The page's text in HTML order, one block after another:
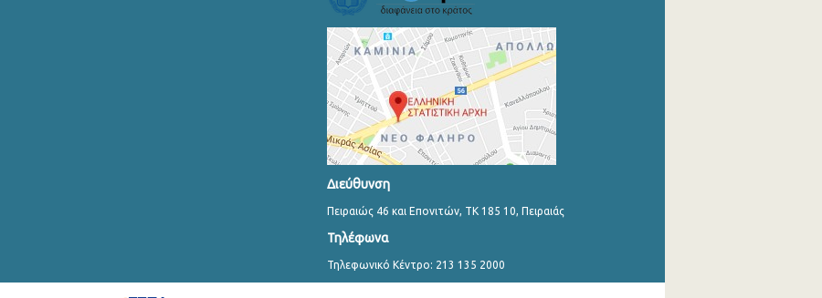
Διεύθυνση
Πειραιώς 46 και Επονιτών, ΤΚ 185 10, Πειραιάς
Τηλέφωνα
Τηλεφωνικό Κέντρο: 213 135 2000